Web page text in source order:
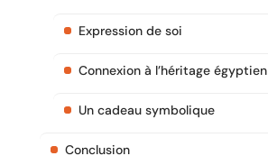
Expression de soi
Connexion à l’héritage égyptien
Un cadeau symbolique
Conclusion